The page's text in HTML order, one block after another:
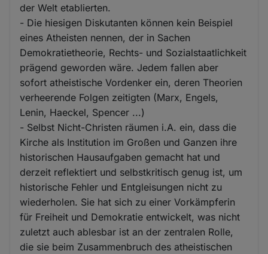
der Welt etablierten.
- Die hiesigen Diskutanten können kein Beispiel
eines Atheisten nennen, der in Sachen
Demokratietheorie, Rechts- und Sozialstaatlichkeit
prägend geworden wäre. Jedem fallen aber
sofort atheistische Vordenker ein, deren Theorien
verheerende Folgen zeitigten (Marx, Engels,
Lenin, Haeckel, Spencer ...)
- Selbst Nicht-Christen räumen i.A. ein, dass die
Kirche als Institution im Großen und Ganzen ihre
historischen Hausaufgaben gemacht hat und
derzeit reflektiert und selbstkritisch genug ist, um
historische Fehler und Entgleisungen nicht zu
wiederholen. Sie hat sich zu einer Vorkämpferin
für Freiheit und Demokratie entwickelt, was nicht
zuletzt auch ablesbar ist an der zentralen Rolle,
die sie beim Zusammenbruch des atheistischen